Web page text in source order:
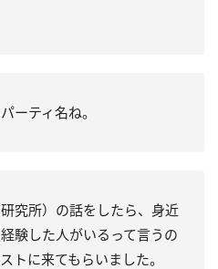
ーティ名ね。
究所）の話をしたら、身近
験した人がいるって言うの
トに来てもらいました。